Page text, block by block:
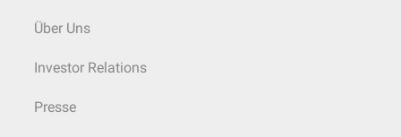
Über Uns
Investor Relations
Presse